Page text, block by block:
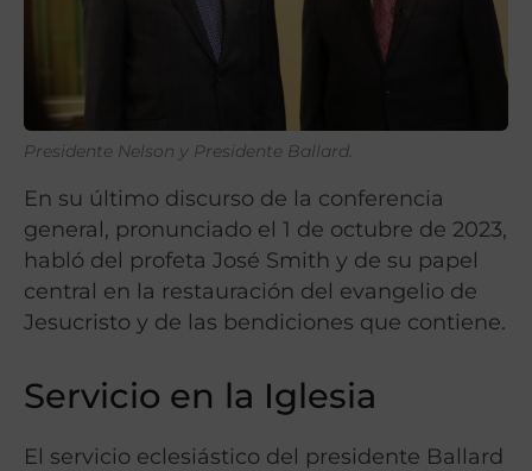
Presidente Nelson y Presidente Ballard.
En su último discurso de la conferencia
general, pronunciado el 1 de octubre de 2023,
habló del profeta José Smith y de su papel
central en la restauración del evangelio de
Jesucristo y de las bendiciones que contiene.
Servicio en la Iglesia
El servicio eclesiástico del presidente Ballard